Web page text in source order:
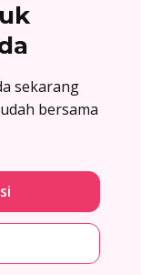
sekarang
bersama